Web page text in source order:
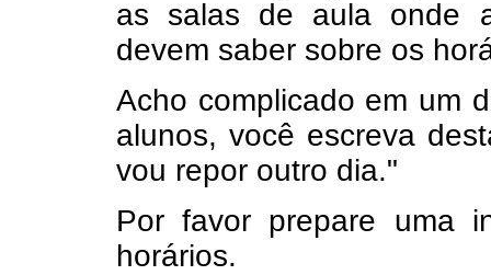
as salas de aula onde
devem saber sobre os
Acho complicado em um
alunos, você escreva
vou repor outro dia."
Por favor prepare uma
horários.